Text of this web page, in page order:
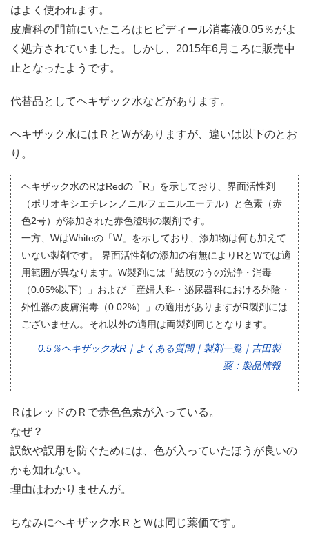
はよく使われます。
皮膚科の門前にいたころはヒビディール消毒液0.05％がよ
く処方されていました。しかし、2015年6月ころに販売中
止となったようです。
代替品としてヘキザック水などがあります。
ヘキザック水にはＲとＷがありますが、違いは以下のとお
り。
ヘキザック水のRはRedの「R」を示しており、界面活性剤
（ポリオキシエチレンノニルフェニルエーテル）と色素（赤
色2号）が添加された赤色澄明の製剤です。
一方、WはWhiteの「W」を示しており、添加物は何も加えて
いない製剤です。 界面活性剤の添加の有無によりRとWでは適
用範囲が異なります。W製剤には「結膜のうの洗浄・消毒
（0.05%以下）」および「産婦人科・泌尿器科における外陰・
外性器の皮膚消毒（0.02%）」の適用がありますがR製剤には
ございません。それ以外の適用は両製剤同じとなります。
0.5％ヘキザック水R｜よくある質問｜製剤一覧｜吉田製
薬：製品情報
ＲはレッドのＲで赤色色素が入っている。
なぜ？
誤飲や誤用を防ぐためには、色が入っていたほうが良いの
かも知れない。
理由はわかりませんが。
ちなみにヘキザック水ＲとＷは同じ薬価です。